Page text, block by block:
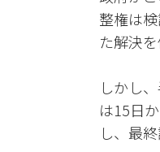
整権は
た解決を
しかし
は15日
し、最